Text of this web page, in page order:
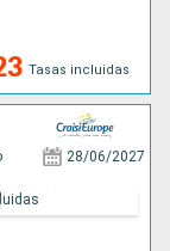
Tasas incluidas
28/06/2027